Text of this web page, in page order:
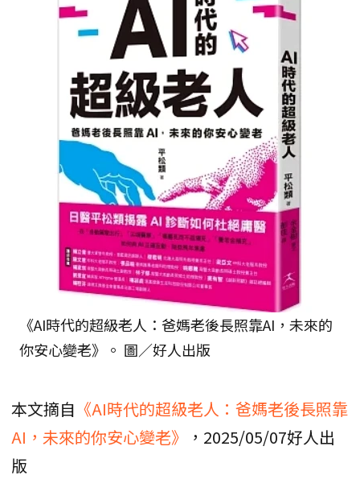
《AI時代的超級老人：爸媽老後長照靠AI，未來的
你安心變老》。 圖／好人出版
本文摘自 《AI時代的超級老人：爸媽老後長照靠
AI，未來的你安心變老》
，2025/05/07好人出
版